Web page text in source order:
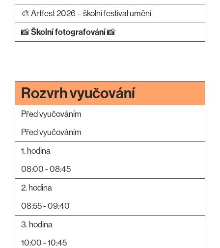
🎨 Artfest 2026 – školní festival umění
📸Školní fotografování📸
Rozvrh vyučování
Před vyučováním
Před vyučováním
1. hodina
08:00 - 08:45
2. hodina
08:55 - 09:40
3. hodina
10:00 - 10:45